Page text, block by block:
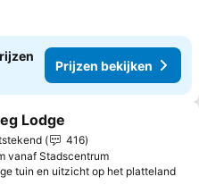
Prijzen bekijken
aan favorieten
Lodge
416
vanaf Stadscentrum
tuin en uitzicht op het platteland